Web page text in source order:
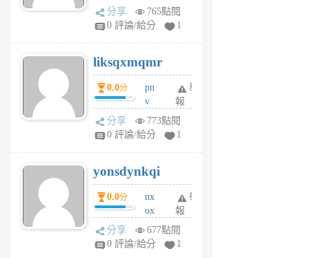
rv
pj
6
個
月
前
分享
765點閱
0 評論/給分
1
liksqxmqmr
0.0分
pn
v
wt
sv
6
個
月
前
舉
報
分享
773點閱
0 評論/給分
1
yonsdynkqi
0.0分
nx
ox
rh
pe
舉
報
分享
677點閱
0 評論/給分
1